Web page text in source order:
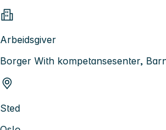
Arbeidsgiver
Borger With kompetansesenter,
Sted